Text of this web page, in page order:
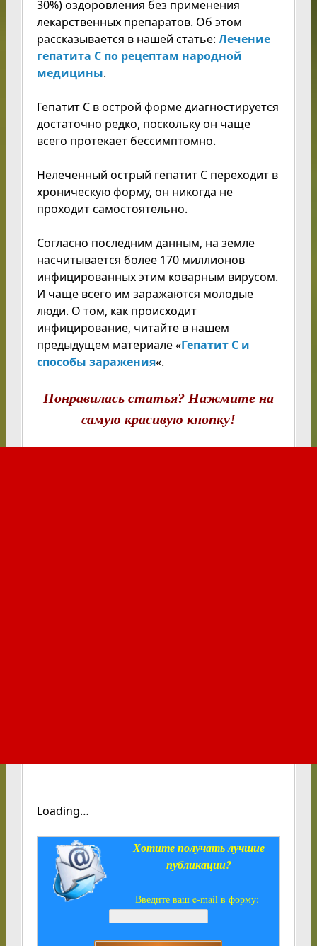
30%) оздоровления без применения
лекарственных препаратов. Об этом
рассказывается в нашей статье: Лечение
гепатита С по рецептам народной
медицины.
Гепатит С в острой форме диагностируется
достаточно редко, поскольку он чаще
всего протекает бессимптомно.
Нелеченный острый гепатит С переходит в
хроническую форму, он никогда не
проходит самостоятельно.
Согласно последним данным, на земле
насчитывается более 170 миллионов
инфицированных этим коварным вирусом.
И чаще всего им заражаются молодые
люди. О том, как происходит
инфицирование, читайте в нашем
предыдущем материале «Гепатит С и
способы заражения«.
Понравилась статья? Нажмите на
самую красивую кнопку!
Loading…
Хотите получать лучшие
публикации?
Введите ваш e-mail в форму: